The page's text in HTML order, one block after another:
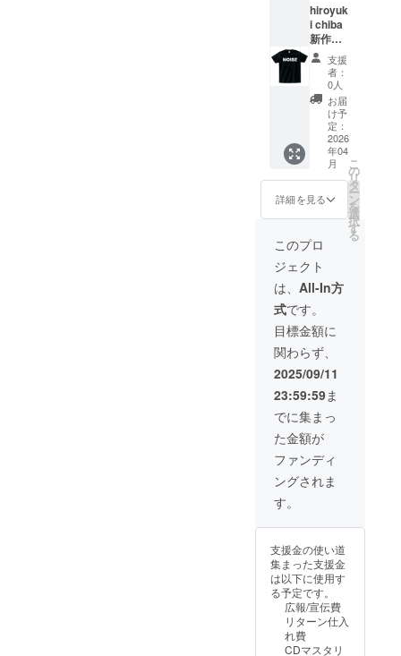
hiroyuk
i chiba
新作リ
リース
CD 収録
時間30
分と
Noise T
シャツ
ライブ
の時
Noiseの
ロコのT
シャツ
を着用
してパ
フォー
マンス
をして
いま
す。お
客様か
らお問
い合わ
せが多
く今回
オリジ
ナルデ
ザイン
のNoise
Tシャツ
をご提
供させ
て頂き
とロゴ
ンをお
選びく
ださ
い。 サ
イズ展
開：
支援
者：
0人
お届
け予
定：
2026
年04
月
詳細を見る
こ
の
リ
タ
ー
ン
を
選
択
す
る
このプロ
ジェクト
は、 All-In方
式です。
目標金額に
関わらず、
2025/09/11
23:59:59ま
でに集まっ
た金額が
ファンディ
ングされま
す。
支援金の使い道
集まった支援金
は以下に使用す
る予定です。
広報/宣伝費
リターン仕入
れ費
CDマスタリ